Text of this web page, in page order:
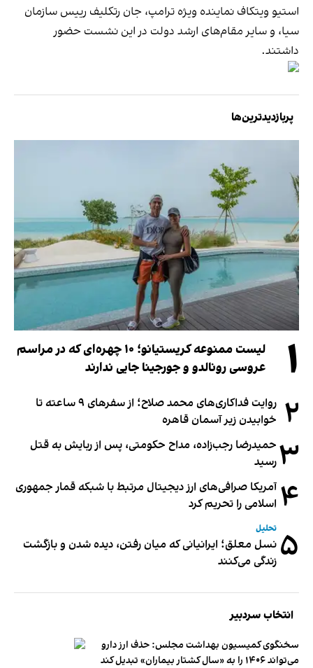
استیو ویتکاف نماینده ویژه ترامپ، جان رتکلیف رییس سازمان
سیا، و سایر مقام‌های ارشد دولت در این نشست حضور
داشتند.
پربازدیدترین‌ها
۱
لیست ممنوعه کریستیانو؛ ۱۰ چهره‌ای که در مراسم
عروسی رونالدو و جورجینا جایی ندارند
۲
روایت فداکاری‌های محمد صلاح؛ از سفرهای ۹ ساعته تا
خوابیدن زیر آسمان قاهره
۳ حمیدرضا رجب‌زاده، مداح حکومتی، پس از ربایش به قتل
رسید
۴ آمریکا صرافی‌های ارز دیجیتال مرتبط با شبکه قمار جمهوری
اسلامی را تحریم کرد
۵ تحلیل
نسل معلق؛ ایرانیانی که میان رفتن، دیده شدن و بازگشت
زندگی می‌کنند
انتخاب سردبیر
سخنگوی کمیسیون بهداشت مجلس: حذف ارز دارو
می‌تواند ۱۴۰۶ را به «سال کشتار بیماران» تبدیل کند